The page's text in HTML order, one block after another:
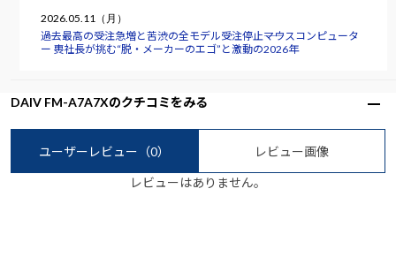
2026.05.11（月）
過去最高の受注急増と苦渋の全モデル受注停止――マウスコンピュータ
ー 軣社長が挑む“脱・メーカーのエゴ”と激動の2026年
DAIV FM-A7A7Xのクチコミをみる
ユーザーレビュー （0） レビュー画像
レビューはありません。